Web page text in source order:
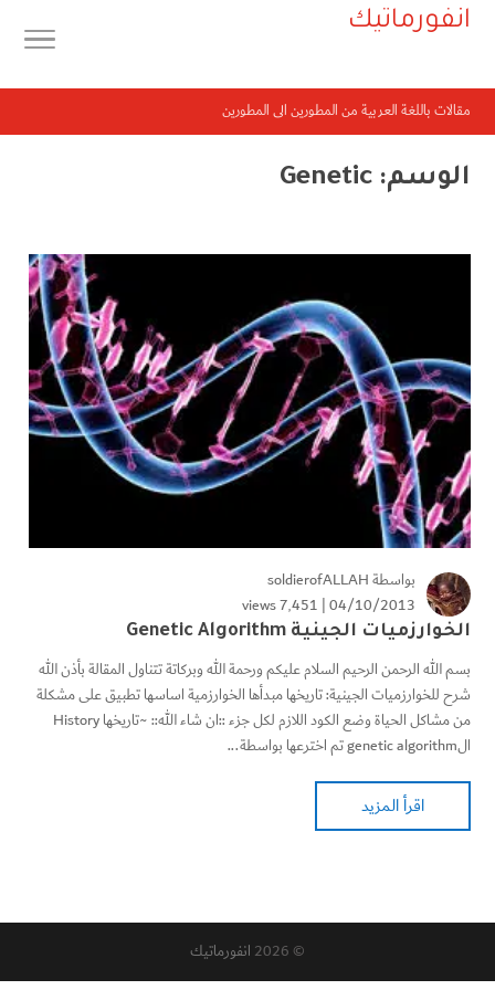
انفورماتيك
مقالات باللغة العربية من المطورين الى المطورين
الوسم: Genetic
بواسطةsoldierofALLAH
04/10/2013 | 7٬451 views
الخوارزميات الجينية Genetic Algorithm
بسم الله الرحمن الرحيم السلام عليكم ورحمة الله وبركاتة تتناول المقالة بأذن الله
شرح للخوارزميات الجينية: تاريخها مبدأها الخوارزمية اساسها تطبيق على مشكلة
من مشاكل الحياة وضع الكود اللازم لكل جزء ::ان شاء الله:: ~تاريخها History
الgenetic algorithm تم اخترعها بواسطة...
اقرأ المزيد
© 2026 انفورماتيك